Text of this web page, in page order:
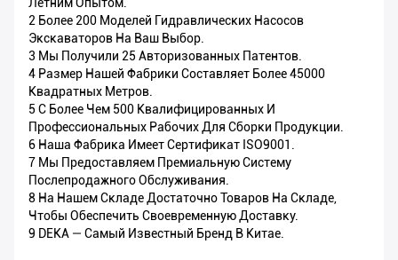
Летним Опытом.
2 Более 200 Моделей Гидравлических Насосов
Экскаваторов На Ваш Выбор.
3 Мы Получили 25 Авторизованных Патентов.
4 Размер Нашей Фабрики Составляет Более 45000
Квадратных Метров.
5 С Более Чем 500 Квалифицированных И
Профессиональных Рабочих Для Сборки Продукции.
6 Наша Фабрика Имеет Сертификат ISO9001.
7 Мы Предоставляем Премиальную Систему
Послепродажного Обслуживания.
8 На Нашем Складе Достаточно Товаров На Складе,
Чтобы Обеспечить Своевременную Доставку.
9 DEKA — Самый Известный Бренд В Китае.